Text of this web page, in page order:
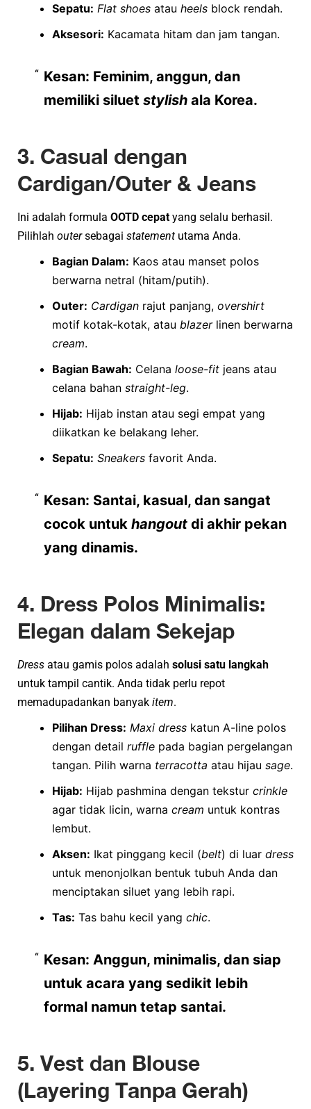
Sepatu: Flat shoes atau heels block rendah.
Aksesori: Kacamata hitam dan jam tangan.
Kesan: Feminim, anggun, dan
memiliki siluet stylishala Korea.
3. Casual dengan
Cardigan/Outer & Jeans
Ini adalah formula OOTD cepat yang selalu berhasil.
Pilihlah outersebagai statement utama Anda.
Bagian Dalam: Kaos atau manset polos
berwarna netral (hitam/putih).
Outer: Cardigan rajut panjang, overshirt
motif kotak-kotak, atau blazerlinen berwarna
cream.
Bagian Bawah: Celana loose-fit jeans atau
celana bahan straight-leg.
Hijab: Hijab instan atau segi empat yang
diikatkan ke belakang leher.
Sepatu: Sneakers favorit Anda.
Kesan: Santai, kasual, dan sangat
cocok untuk hangoutdi akhir pekan
yang dinamis.
4. Dress Polos Minimalis:
Elegan dalam Sekejap
Dress atau gamis polos adalah solusi satu langkah
untuk tampil cantik. Anda tidak perlu repot
memadupadankan banyak item.
Pilihan Dress: Maxi dress katun A-line polos
dengan detail ruffle pada bagian pergelangan
tangan. Pilih warna terracotta atau hijau sage.
Hijab: Hijab pashmina dengan tekstur crinkle
agar tidak licin, warna cream untuk kontras
lembut.
Aksen: Ikat pinggang kecil (belt) di luar dress
untuk menonjolkan bentuk tubuh Anda dan
menciptakan siluet yang lebih rapi.
Tas: Tas bahu kecil yang chic.
Kesan: Anggun, minimalis, dan siap
untuk acara yang sedikit lebih
formal namun tetap santai.
5. Vest dan Blouse
(Layering Tanpa Gerah)